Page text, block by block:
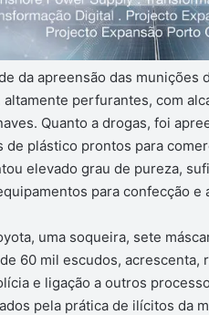
da apreensão das munições
perfurantes, com
Quanto a drogas, foi
plástico prontos para
elevado grau de pureza,
para confecção
uma soqueira, sete
60 mil escudos,
e ligação a outros
pela prática de ilícitos da